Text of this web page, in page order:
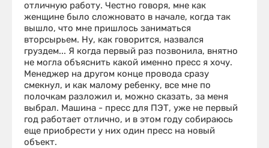
отличную работу. Честно говоря, мне как
женщине было сложновато в начале, когда так
вышло, что мне пришлось заниматься
вторсырьем. Ну, как говорится, назвался
груздем... Я когда первый раз позвонила, внятно
не могла объяснить какой именно пресс я хочу.
Менеджер на другом конце провода сразу
смекнул, и как малому ребенку, все мне по
полочкам разложил и, можно сказать, за меня
выбрал. Машина - пресс для ПЭТ, уже не первый
год работает отлично, и в этом году собираюсь
еще приобрести у них один пресс на новый
объект.